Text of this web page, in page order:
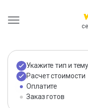
Укажите тип и
Расчет стоимости
Оплатите
Заказ готов